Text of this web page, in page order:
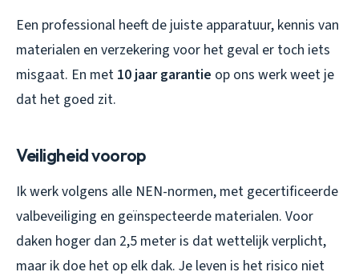
Een professional heeft de juiste apparatuur, kennis van
materialen en verzekering voor het geval er toch iets
misgaat. En met 10 jaar garantie op ons werk weet je
dat het goed zit.
Veiligheid voorop
Ik werk volgens alle NEN-normen, met gecertificeerde
valbeveiliging en geïnspecteerde materialen. Voor
daken hoger dan 2,5 meter is dat wettelijk verplicht,
maar ik doe het op elk dak. Je leven is het risico niet